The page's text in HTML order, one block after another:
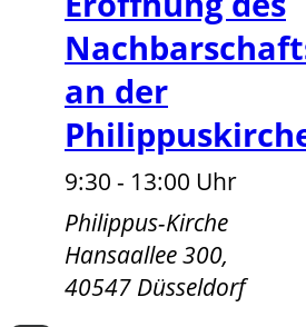
an der
9:30 - 13:00 Uhr
Philippus-Kirche
Hansaallee 300,
40547 Düsseldorf